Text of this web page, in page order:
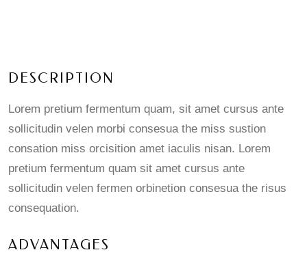
DESCRIPTION
Lorem pretium fermentum quam, sit amet cursus ante
sollicitudin velen morbi consesua the miss sustion
consation miss orcisition amet iaculis nisan. Lorem
pretium fermentum quam sit amet cursus ante
sollicitudin velen fermen orbinetion consesua the risus
consequation.
ADVANTAGES